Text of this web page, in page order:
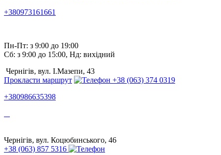
+380973161661
Пн-Пт: з 9:00 до 19:00
Сб: з 9:00 до 15:00, Нд: вихідний
Чернігів, вул. І.Мазепи, 43
Прокласти маршрут
+38 (063) 374 0319
+380986635398
Чернігів, вул. Коцюбинського, 46
+38 (063) 857 5316